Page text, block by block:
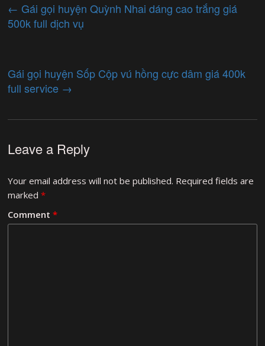
← Gái gọi huyện Quỳnh Nhai dáng cao trắng giá
500k full dịch vụ
Gái gọi huyện Sốp Cộp vú hồng cực dâm giá 400k
full service →
Leave a Reply
Your email address will not be published. Required fields are
marked*
Comment*